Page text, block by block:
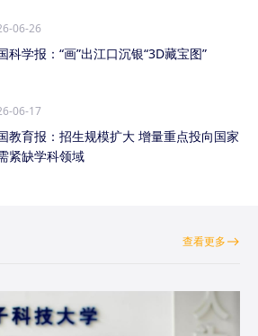
06-26
科学报：“画”出江口沉银“3D藏宝图”
06-17
教育报：招生规模扩大 增量重点投向国家
紧缺学科领域
查看更多